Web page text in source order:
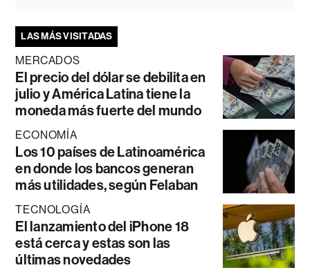
LAS MÁS VISITADAS
MERCADOS
El precio del dólar se debilita en
julio y América Latina tiene la
moneda más fuerte del mundo
ECONOMÍA
Los 10 países de Latinoamérica
en donde los bancos generan
más utilidades, según Felaban
TECNOLOGÍA
El lanzamiento del iPhone 18
está cerca y estas son las
últimas novedades